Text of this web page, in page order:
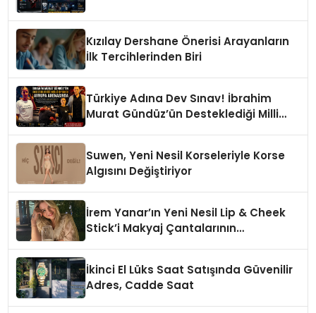
Kızılay Dershane Önerisi Arayanların
İlk Tercihlerinden Biri
Türkiye Adına Dev Sınav! İbrahim
Murat Gündüz’ün Desteklediği Milli
Suwen, Yeni Nesil Korseleriyle Korse
Algısını Değiştiriyor
İrem Yanar’ın Yeni Nesil Lip & Cheek
Stick’i Makyaj Çantalarının
İkinci El Lüks Saat Satışında Güvenilir
Adres, Cadde Saat